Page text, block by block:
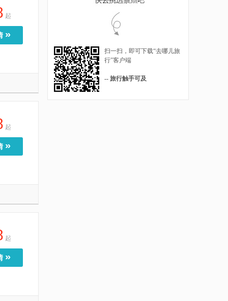
起
»
起
»
起
»
扫一扫，即可下载“去哪儿旅
行”客户端
-- 旅行触手可及